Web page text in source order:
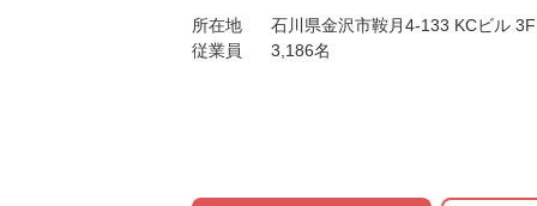
所在地
石川県金沢市鞍月4-133 KCビル 3F
従業員
3,186名